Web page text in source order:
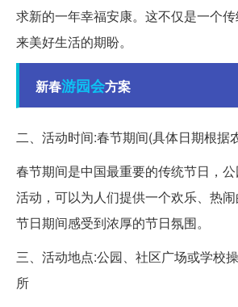
求新的一年幸福安康。这不仅是一个
来美好生活的期盼。
新春游园会方案
二、活动时间:春节期间(具体日期根据
春节期间是中国最重要的传统节日，
活动，可以为人们提供一个欢乐、热
节日期间感受到浓厚的节日氛围。
三、活动地点:公园、社区广场或学校
所